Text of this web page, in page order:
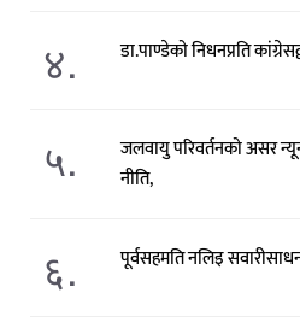
४. डा.पाण्डेको निधनप्रति
५.
जलवायु परिवर्तनको असर
नीति,
६. पूर्वसहमति नलिइ